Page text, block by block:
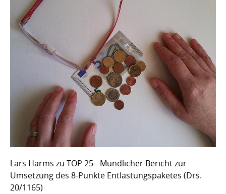
Lars Harms zu TOP 25 - Mündlicher Bericht zur
Umsetzung des 8-Punkte Entlastungspaketes (Drs.
20/1165)